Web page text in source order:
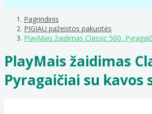
Pagrindinis
PIGIAU pažeistos pakuotės
PlayMais žaidimas Classic 500,
PlayMais žaidimas
Pyragaičiai su kavos